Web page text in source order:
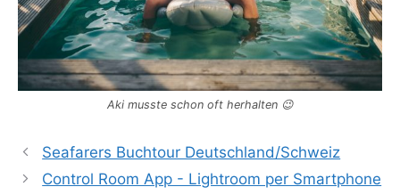
Aki muss­te schon oft herhalten 😉
Seafarers Buchtour Deutschland/Schweiz
Control Room App - Lightroom per Smartphone